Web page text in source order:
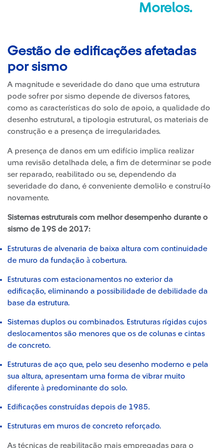
Morelos.
Gestão de edificações afetadas
por sismo
A magnitude e severidade do dano que uma estrutura
pode sofrer por sismo depende de diversos fatores,
como as características do solo de apoio, a qualidade do
desenho estrutural, a tipologia estrutural, os materiais de
construção e a presença de irregularidades.
A presença de danos em um edifício implica realizar
uma revisão detalhada dele, a fim de determinar se pode
ser reparado, reabilitado ou se, dependendo da
severidade do dano, é conveniente demoli-lo e construí-lo
novamente.
Sistemas estruturais com melhor desempenho durante o
sismo de 19S de 2017:
Estruturas de alvenaria de baixa altura com continuidade
de muro da fundação à cobertura.
Estruturas com estacionamentos no exterior da
edificação, eliminando a possibilidade de debilidade da
base da estrutura.
Sistemas duplos ou combinados. Estruturas rígidas cujos
deslocamentos são menores que os de colunas e cintas
de concreto.
Estruturas de aço que, pelo seu desenho moderno e pela
sua altura, apresentam uma forma de vibrar muito
diferente à predominante do solo.
Edificações construídas depois de 1985.
Estruturas em muros de concreto reforçado.
As técnicas de reabilitação mais empregadas para o